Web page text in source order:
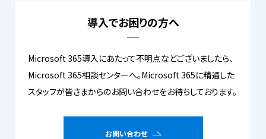
導入でお困りの方へ
Microsoft 365導入にあたって不明点などございましたら、
Microsoft 365相談センターへ。Microsoft 365に精通した
スタッフが皆さまからのお問い合わせをお待ちしております。
お問い合わせ